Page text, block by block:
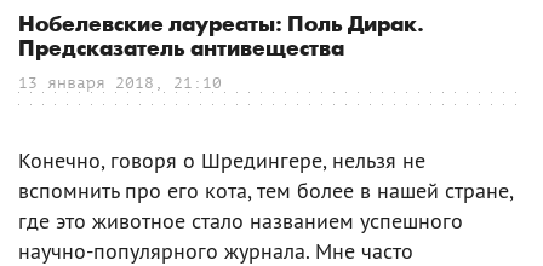
Нобелевские лауреаты: Поль Дирак.
Предсказатель антивещества
13 января 2018, 21:10
Конечно, говоря о Шредингере, нельзя не
вспомнить про его кота, тем более в нашей стране,
где это животное стало названием успешного
научно-популярного журнала. Мне часто